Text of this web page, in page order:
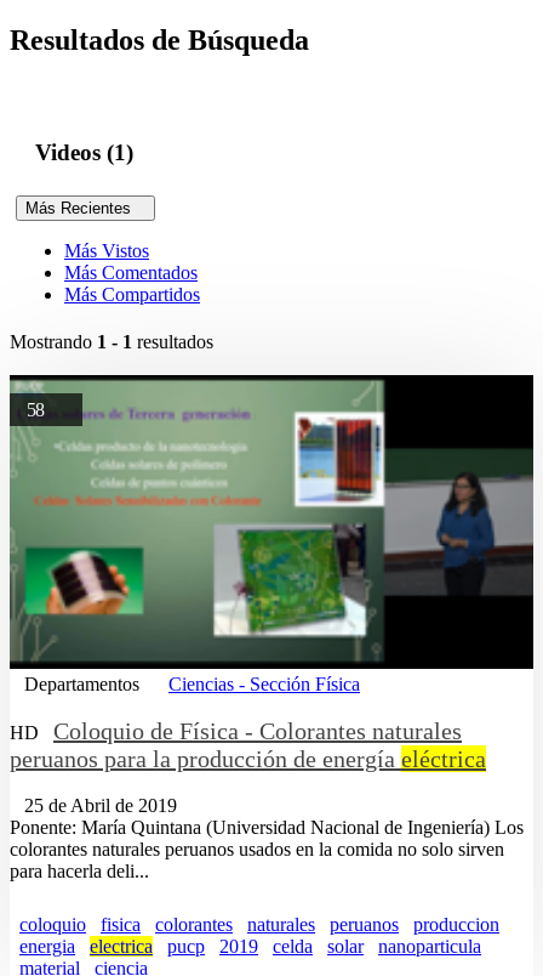
Resultados de Búsqueda
Videos (1)
Más Recientes
Más Vistos
Más Comentados
Más Compartidos
Mostrando 1 - 1 resultados
58
Departamentos Ciencias - Sección Física
HD
Coloquio de Física - Colorantes naturales
peruanos para la producción de energía eléctrica
25 de Abril de 2019
Ponente: María Quintana (Universidad Nacional de Ingeniería) Los
colorantes naturales peruanos usados en la comida no solo sirven
para hacerla deli...
coloquio fisica colorantes naturales peruanos
produccion
energia
electrica pucp 2019 celda solar
nanoparticula
material
ciencia